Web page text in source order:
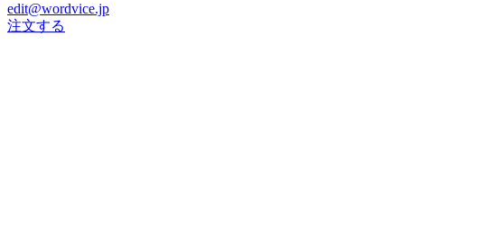
edit@wordvice.jp
注文する